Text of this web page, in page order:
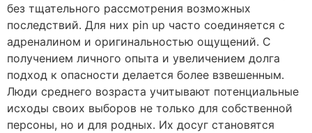
без тщательного рассмотрения возможных
последствий. Для них pin up часто соединяется с
адреналином и оригинальностью ощущений. С
получением личного опыта и увеличением долга
подход к опасности делается более взвешенным.
Люди среднего возраста учитывают потенциальные
исходы своих выборов не только для собственной
персоны, но и для родных. Их досуг становятся